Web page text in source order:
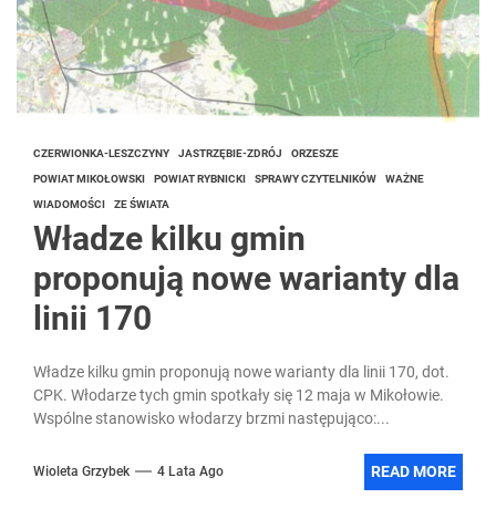
CZERWIONKA-LESZCZYNY JASTRZĘBIE-ZDRÓJ ORZESZE
POWIAT MIKOŁOWSKI POWIAT RYBNICKI SPRAWY CZYTELNIKÓW WAŻNE
WIADOMOŚCI ZE ŚWIATA
Władze kilku gmin
proponują nowe warianty dla
linii 170
Władze kilku gmin proponują nowe warianty dla linii 170, dot.
CPK. Włodarze tych gmin spotkały się 12 maja w Mikołowie.
Wspólne stanowisko włodarzy brzmi następująco:...
Wioleta Grzybek 4 Lata Ago READ MORE